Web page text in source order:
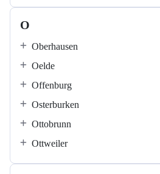
O
Oberhausen
Oelde
Offenburg
Osterburken
Ottobrunn
Ottweiler